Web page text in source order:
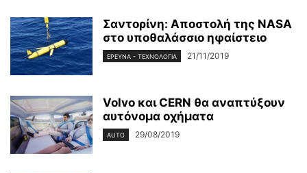
Σαντορίνη: Αποστολή της NASA
στο υποθαλάσσιο ηφαίστειο
ΈΡΕΥΝΑ - ΤΕΧΝΟΛΟΓΊΑ 21/11/2019
Volvo και CERN θα αναπτύξουν
αυτόνομα οχήματα
AUTO 29/08/2019